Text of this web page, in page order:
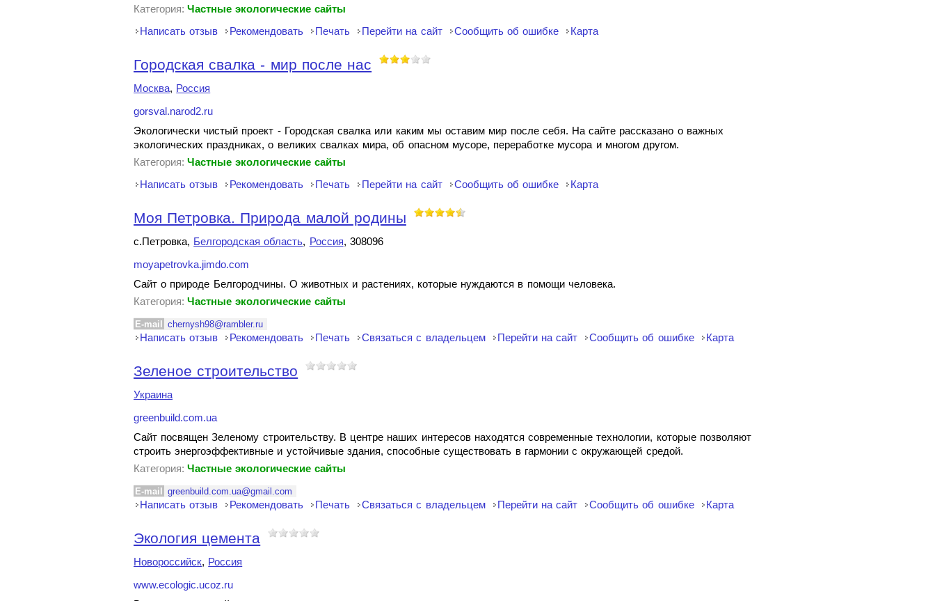
Категория: Частные экологические сайты
Написать отзыв
Рекомендовать Печать Перейти на сайт Сообщить об ошибке Карта
Городская свалка - мир после нас
Москва, Россия
gorsval.narod2.ru
Экологически чистый проект - Городская свалка или каким мы оставим мир после себя. На сайте рассказано о важных
экологических праздниках, о великих свалках мира, об опасном мусоре, переработке мусора и многом другом.
Категория: Частные экологические сайты
Написать отзыв
Рекомендовать Печать Перейти на сайт Сообщить об ошибке Карта
Моя Петровка. Природа малой родины
с.Петровка, Белгородская область, Россия, 308096
moyapetrovka.jimdo.com
Сайт о природе Белгородчины. О животных и растениях, которые нуждаются в помощи человека.
Категория: Частные экологические сайты
E-mail chernysh98@rambler.ru
Написать отзыв Рекомендовать Печать Связаться с владельцем Перейти на сайт Сообщить об ошибке Карта
Зеленое строительство
Украина
greenbuild.com.ua
Сайт посвящен Зеленому строительству. В центре наших интересов находятся современные технологии, которые позволяют
строить энергоэффективные и устойчивые здания, способные существовать в гармонии с окружающей средой.
Категория: Частные экологические сайты
E-mail greenbuild.com.ua@gmail.com
Написать отзыв Рекомендовать Печать Связаться с владельцем Перейти на сайт Сообщить об ошибке Карта
Экология цемента
Новороссийск, Россия
www.ecologic.ucoz.ru